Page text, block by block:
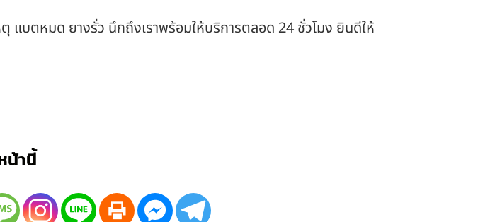
แบตหมด ยางรั่ว นึกถึงเราพร้อมให้บริการตลอด 24 ชั่วโมง ยินดีให้
น้านี้